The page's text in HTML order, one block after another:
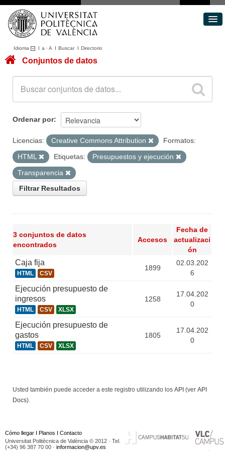
Idioma I a ·A I BuscarI Directorio
Conjuntos de datos
Acerca de
Portal de Transparencia
Conjuntos de datos
Ordenar por
Licencias: Creative Commons Attribution
Formatos:
HTML
Etiquetas:
Presupuestos y ejecución
Transparencia
Filtrar Resultados
3 conjuntos de datos
encontrados
Accesos
Fecha de
actualizaci
ón
Caja fija
HTML CSV
1899
02.03.202
6
Ejecución presupuesto de
ingresos
HTML CSV XLSX
1258
17.04.202
0
Ejecución presupuesto de
gastos
HTML CSV XLSX
1805
17.04.202
0
Usted también puede acceder a este registro utilizando los API (ver API
Docs).
Cómo llegar I Planos I Contacto
Universitat Politècnica de València © 2012 · Tel.
(+34) 96 387 70 00 · informacion@upv.es